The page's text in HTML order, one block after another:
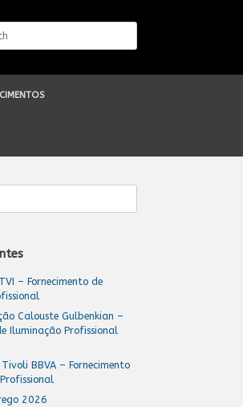
– Fornecimento de
Calouste Gulbenkian –
Iluminação Profissional
BBVA – Fornecimento
2026